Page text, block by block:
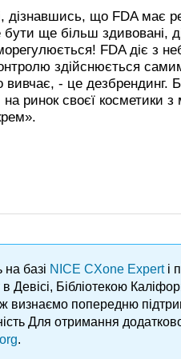
дізнавшись, що FDA має
ще більш здивовані,
FDA діє з
здійснюється
вивчає, - це дезбрендинг.
ринок своєї косметики з
базі NICE CXone Expert і
в Девісі, Бібліотекою
визнаємо попередню
Для отримання
.